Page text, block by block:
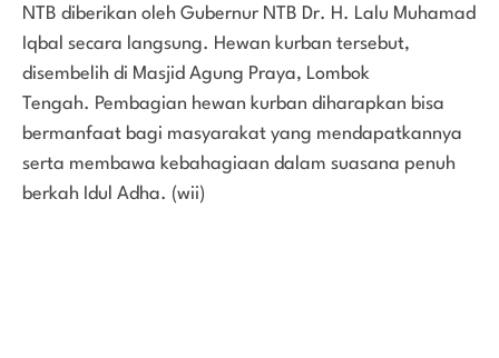
NTB diberikan oleh Gubernur NTB Dr. H. Lalu Muhamad
Iqbal secara langsung. Hewan kurban tersebut,
disembelih di Masjid Agung Praya, Lombok
Tengah. Pembagian hewan kurban diharapkan bisa
bermanfaat bagi masyarakat yang mendapatkannya
serta membawa kebahagiaan dalam suasana penuh
berkah Idul Adha. (wii)